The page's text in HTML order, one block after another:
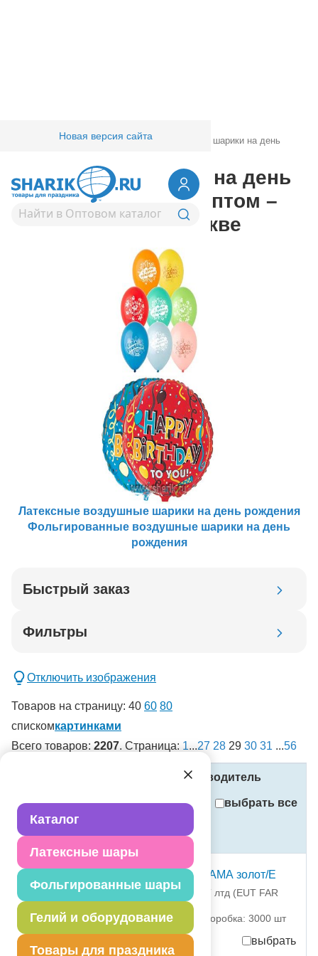
Каталог
Латексные шары
Фольгированные шары
Гелий и оборудование
Товары для праздника
Новая версия сайта
Товары для праздника/
Воздушные шарики на день
Воздушные шарики на день
рождения | купить оптом –
лучшие цены в Москве
Латексные воздушные шарики на день рождения
Фольгированные воздушные шарики на день
рождения
Быстрый заказ
Фильтры
!
Применить
Сбросить фильтры
Отключить изображения
Товаров на страницу: 40 60 80
спискомкартинками
Всего товаров: 2207. Страница: 1...27 28 29 30 31 ...56
Производитель
выбрать все
Стоимость
Шелк+рис 12" С ДР МАМА золот/Е
1103-2821 ЕУТ ФАР ИСТ лтд (EUT FAR
партия поставки: 25 шт коробка: 3000 шт
выбрать